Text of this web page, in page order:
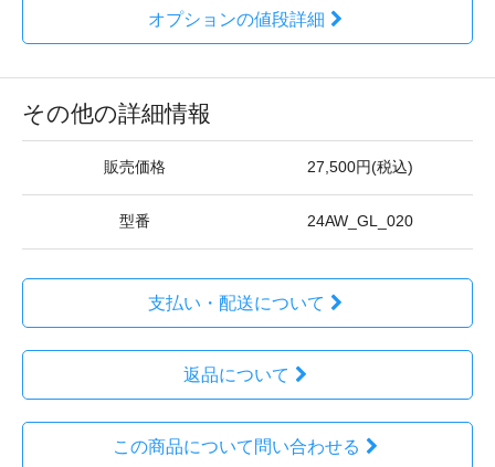
オプションの値段詳細
その他の詳細情報
販売価格 27,500円(税込)
型番 24AW_GL_020
支払い・配送について
返品について
この商品について問い合わせる